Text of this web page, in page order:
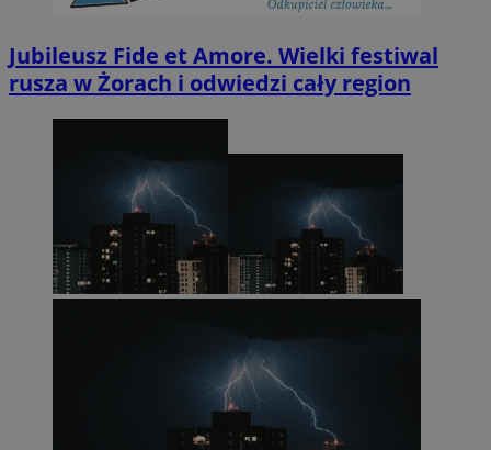
Jubileusz Fide et Amore. Wielki festiwal
rusza w Żorach i odwiedzi cały region